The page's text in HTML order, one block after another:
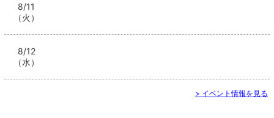
8/11
（火）
8/12
（水）
> イベント情報を見る